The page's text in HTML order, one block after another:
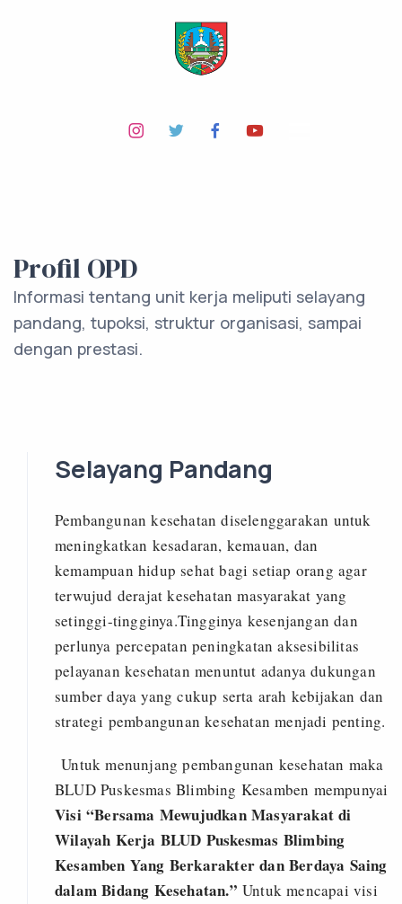
Profil OPD
Informasi tentang unit kerja meliputi selayang
pandang, tupoksi, struktur organisasi, sampai
dengan prestasi.
Selayang Pandang
Pembangunan kesehatan diselenggarakan untuk
meningkatkan kesadaran, kemauan, dan
kemampuan hidup sehat bagi setiap orang agar
terwujud derajat kesehatan masyarakat yang
setinggi-tingginya.Tingginya kesenjangan dan
perlunya percepatan peningkatan aksesibilitas
pelayanan kesehatan menuntut adanya dukungan
sumber daya yang cukup serta arah kebijakan dan
strategi pembangunan kesehatan menjadi penting.
Untuk menunjang pembangunan kesehatan maka
BLUD Puskesmas Blimbing Kesamben mempunyai
Visi “Bersama Mewujudkan Masyarakat di
Wilayah Kerja BLUD Puskesmas Blimbing
Kesamben Yang Berkarakter dan Berdaya Saing
dalam Bidang Kesehatan.” Untuk mencapai visi